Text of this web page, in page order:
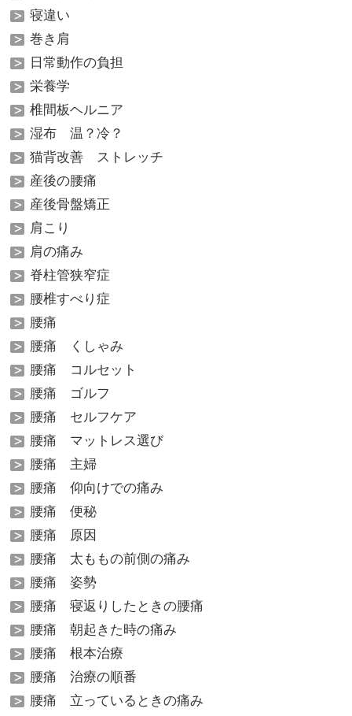
寝違い
巻き肩
日常動作の負担
栄養学
椎間板ヘルニア
湿布 温？冷？
猫背改善 ストレッチ
産後の腰痛
産後骨盤矯正
肩こり
肩の痛み
脊柱管狭窄症
腰椎すべり症
腰痛
腰痛 くしゃみ
腰痛 コルセット
腰痛 ゴルフ
腰痛 セルフケア
腰痛 マットレス選び
腰痛 主婦
腰痛 仰向けでの痛み
腰痛 便秘
腰痛 原因
腰痛 太ももの前側の痛み
腰痛 姿勢
腰痛 寝返りしたときの腰痛
腰痛 朝起きた時の痛み
腰痛 根本治療
腰痛 治療の順番
腰痛 立っているときの痛み